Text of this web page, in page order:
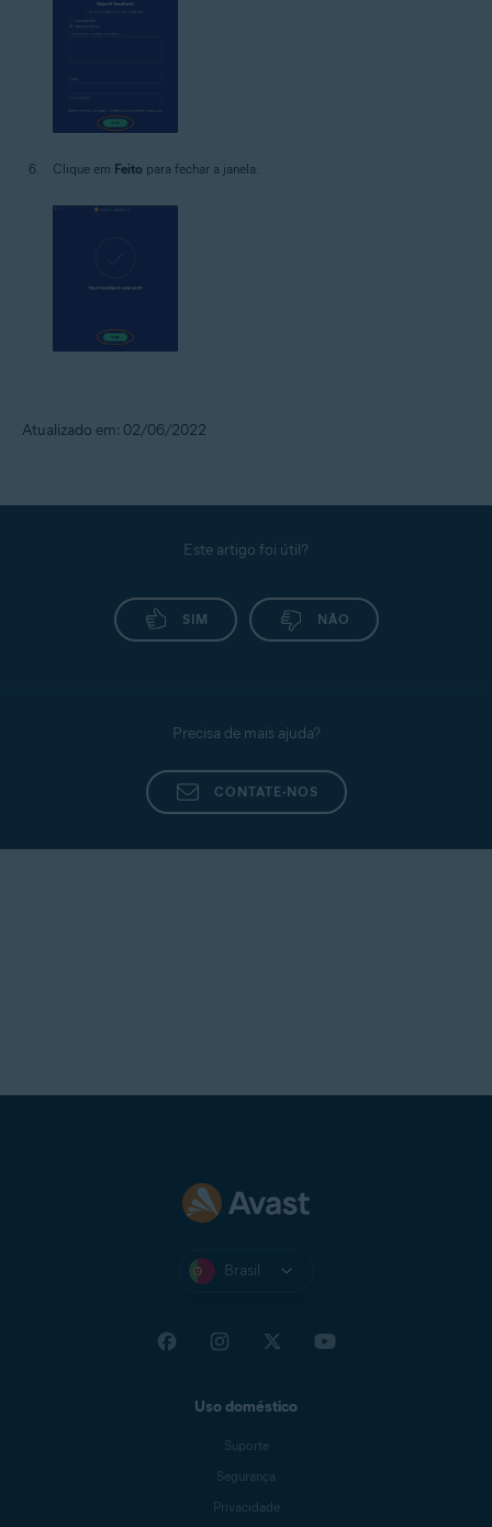
Clique em Feito para fechar a janela.
Atualizado em: 02/06/2022
Este artigo foi útil?
SIM NÃO
Precisa de mais ajuda?
CONTATE-NOS
Brasil
Uso doméstico
Suporte
Segurança
Privacidade